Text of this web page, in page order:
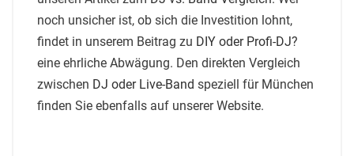
noch unsicher ist, ob sich die Investition lohnt,
findet in unserem Beitrag zu DIY oder Profi-DJ?
eine ehrliche Abwägung. Den direkten Vergleich
zwischen DJ oder Live-Band speziell für München
finden Sie ebenfalls auf unserer Website.